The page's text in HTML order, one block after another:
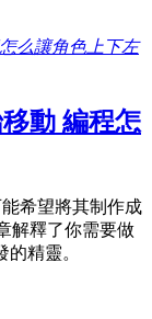
動 編程怎
希望將其制作成
解釋了你需要做
的精靈。